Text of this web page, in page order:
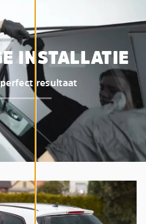
INSTALLATIE
resultaat